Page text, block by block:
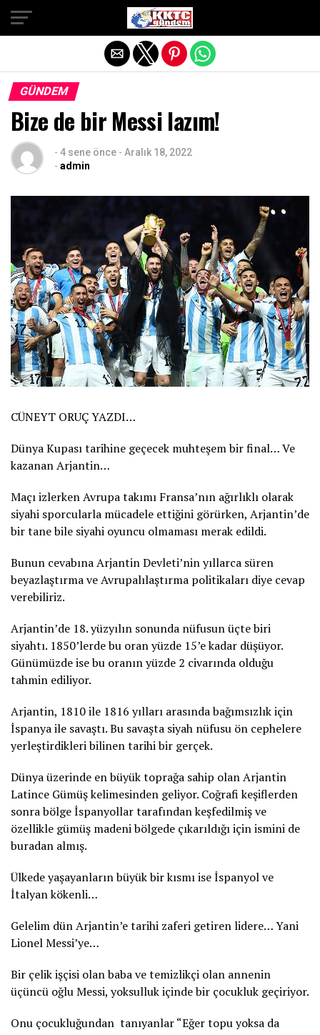
GÜNDEM
Bize de bir Messi lazım!
- 4 sene önce - Aralık 18, 2022
- admin
CÜNEYT ORUÇ YAZDI…
Dünya Kupası tarihine geçecek muhteşem bir final… Ve
kazanan Arjantin…
Maçı izlerken Avrupa takımı Fransa’nın ağırlıklı olarak
siyahi sporcularla mücadele ettiğini görürken, Arjantin’de
bir tane bile siyahi oyuncu olmaması merak edildi.
Bunun cevabına Arjantin Devleti’nin yıllarca süren
beyazlaştırma ve Avrupalılaştırma politikaları diye cevap
verebiliriz.
Arjantin’de 18. yüzyılın sonunda nüfusun üçte biri
siyahtı. 1850’lerde bu oran yüzde 15’e kadar düşüyor.
Günümüzde ise bu oranın yüzde 2 civarında olduğu
tahmin ediliyor.
Arjantin, 1810 ile 1816 yılları arasında bağımsızlık için
İspanya ile savaştı. Bu savaşta siyah nüfusu ön cephelere
yerleştirdikleri bilinen tarihi bir gerçek.
Dünya üzerinde en büyük toprağa sahip olan Arjantin
Latince Gümüş kelimesinden geliyor. Coğrafi keşiflerden
sonra bölge İspanyollar tarafından keşfedilmiş ve
özellikle gümüş madeni bölgede çıkarıldığı için ismini de
buradan almış.
Ülkede yaşayanların büyük bir kısmı ise İspanyol ve
İtalyan kökenli…
Gelelim dün Arjantin’e tarihi zaferi getiren lidere… Yani
Lionel Messi’ye…
Bir çelik işçisi olan baba ve temizlikçi olan annenin
üçüncü oğlu Messi, yoksulluk içinde bir çocukluk geçiriyor.
Onu çocukluğundan tanıyanlar “Eğer topu yoksa da
Exit mobile version